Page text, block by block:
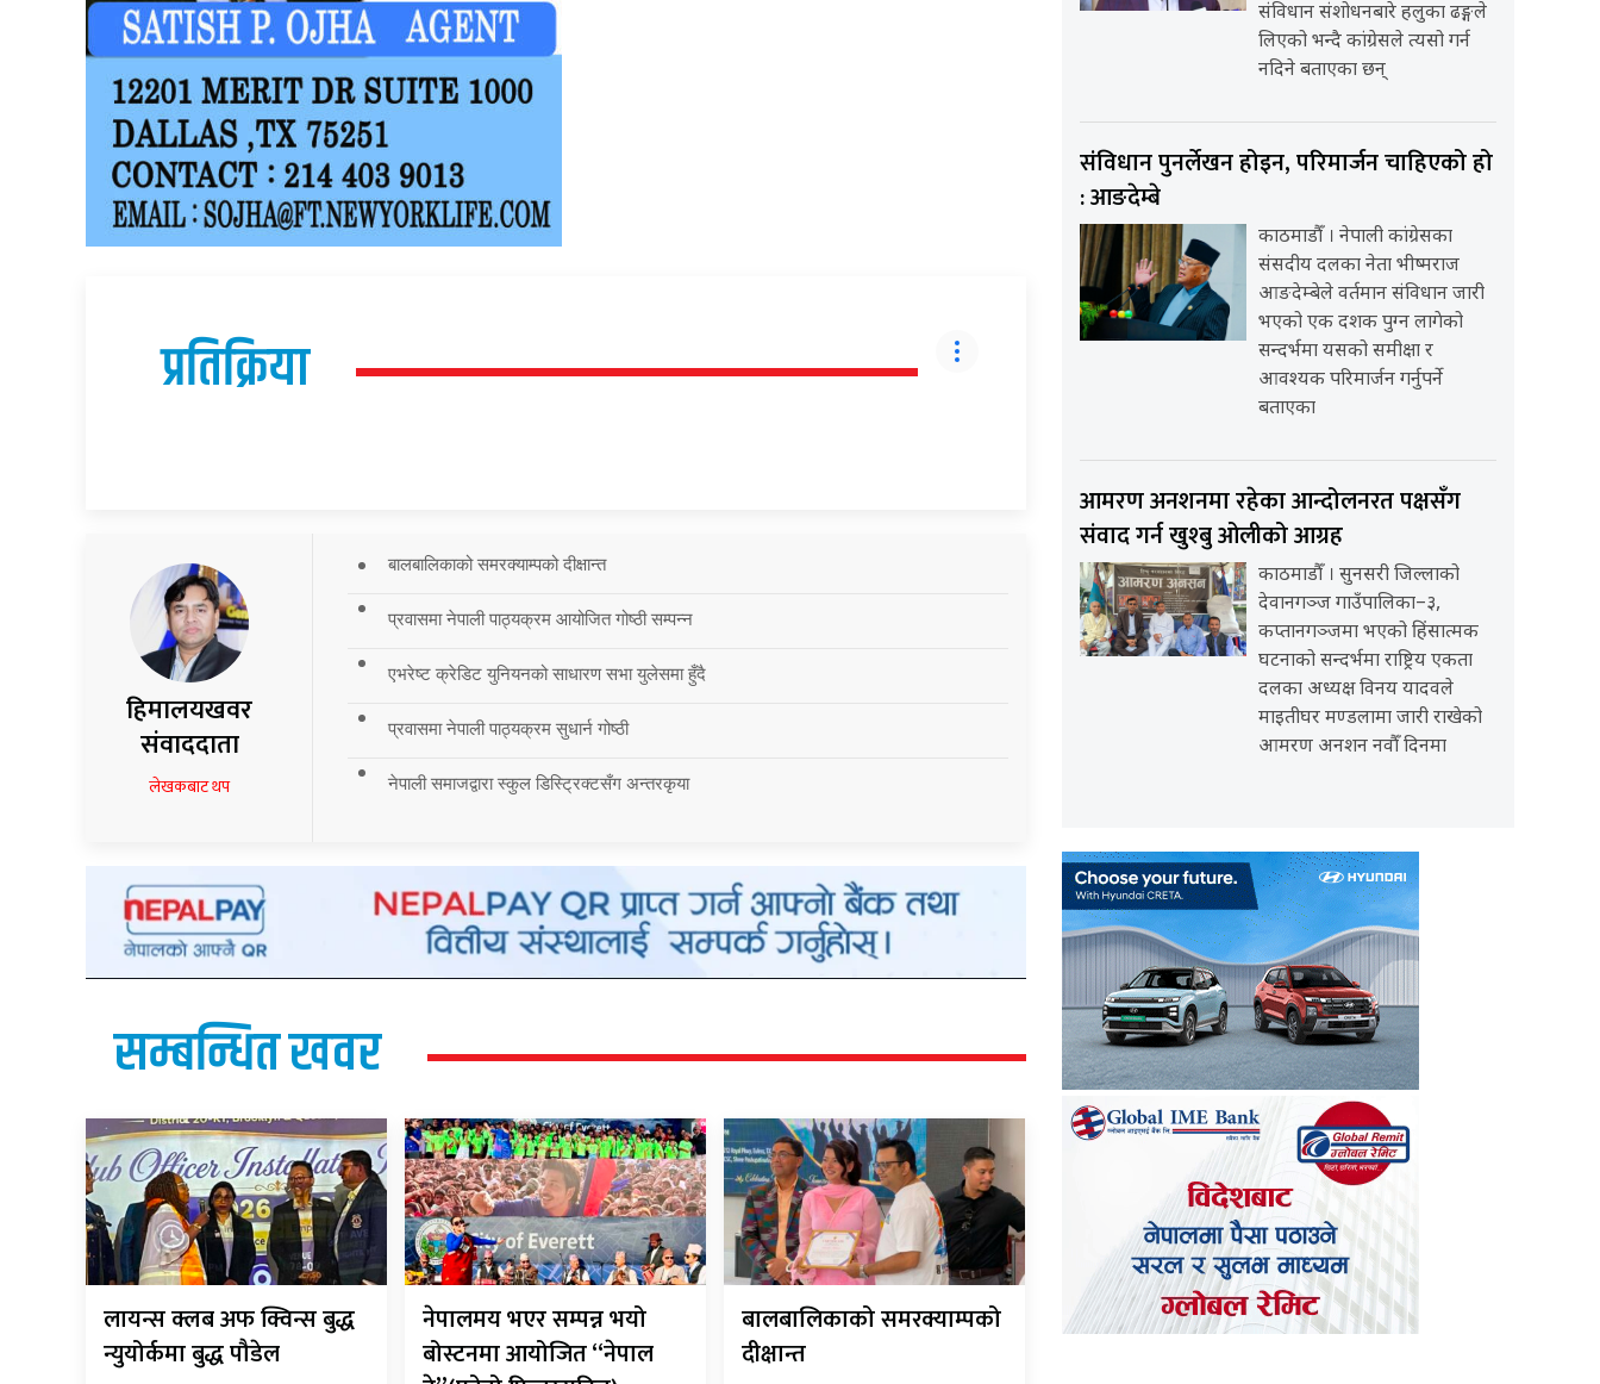
प्रतिक्रिया
हिमालयखवर
संवाददाता
लेखकबाट थप
बालबालिकाको समरक्याम्पको दीक्षान्त
प्रवासमा नेपाली पाठ्यक्रम आयोजित गोष्ठी सम्पन्न
एभरेष्ट क्रेडिट युनियनको साधारण सभा युलेसमा हुँदै
प्रवासमा नेपाली पाठ्यक्रम सुधार्न गोष्ठी
नेपाली समाजद्वारा स्कुल डिस्ट्रिक्टसँग अन्तरकृया
सम्बन्धित खवर
लायन्स क्लब अफ क्विन्स बुद्ध
न्युयोर्कमा बुद्ध पौडेल
नेपालमय भएर सम्पन्न भयो
बोस्टनमा आयोजित “नेपाल
बालबालिकाको समरक्याम्पको
दीक्षान्त
संविधान संशोधनबारे हलुका ढङ्गले
लिएको भन्दै कांग्रेसले त्यसो गर्न
नदिने बताएका छन्
संविधान पुनर्लेखन होइन, परिमार्जन चाहिएको हो
: आङदेम्बे
काठमाडौँ । नेपाली कांग्रेसका
संसदीय दलका नेता भीष्मराज
आङदेम्बेले वर्तमान संविधान जारी
भएको एक दशक पुग्न लागेको
सन्दर्भमा यसको समीक्षा र
आवश्यक परिमार्जन गर्नुपर्ने
बताएका
आमरण अनशनमा रहेका आन्दोलनरत पक्षसँग
संवाद गर्न खुश्बु ओलीको आग्रह
काठमाडौँ । सुनसरी जिल्लाको
देवानगञ्ज गाउँपालिका–३,
कप्तानगञ्जमा भएको हिंसात्मक
घटनाको सन्दर्भमा राष्ट्रिय एकता
दलका अध्यक्ष विनय यादवले
माइतीघर मण्डलामा जारी राखेको
आमरण अनशन नवौँ दिनमा